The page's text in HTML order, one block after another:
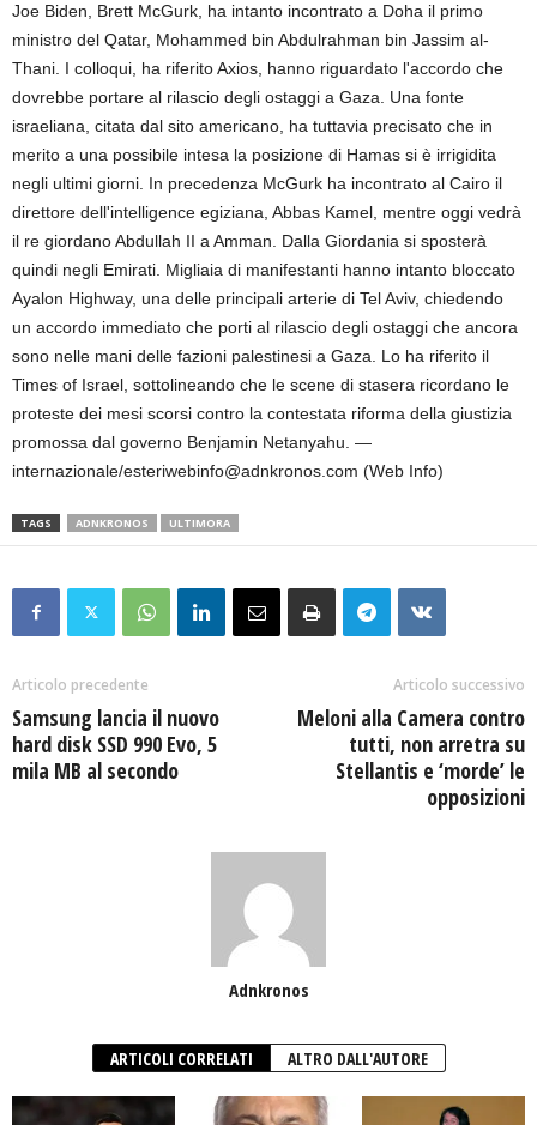
Joe Biden, Brett McGurk, ha intanto incontrato a Doha il primo
ministro del Qatar, Mohammed bin Abdulrahman bin Jassim al-
Thani. I colloqui, ha riferito Axios, hanno riguardato l'accordo che
dovrebbe portare al rilascio degli ostaggi a Gaza. Una fonte
israeliana, citata dal sito americano, ha tuttavia precisato che in
merito a una possibile intesa la posizione di Hamas si è irrigidita
negli ultimi giorni. In precedenza McGurk ha incontrato al Cairo il
direttore dell'intelligence egiziana, Abbas Kamel, mentre oggi vedrà
il re giordano Abdullah II a Amman. Dalla Giordania si sposterà
quindi negli Emirati. Migliaia di manifestanti hanno intanto bloccato
Ayalon Highway, una delle principali arterie di Tel Aviv, chiedendo
un accordo immediato che porti al rilascio degli ostaggi che ancora
sono nelle mani delle fazioni palestinesi a Gaza. Lo ha riferito il
Times of Israel, sottolineando che le scene di stasera ricordano le
proteste dei mesi scorsi contro la contestata riforma della giustizia
promossa dal governo Benjamin Netanyahu. —
internazionale/esteriwebinfo@adnkronos.com (Web Info)
TAGS ADNKRONOS ULTIMORA
Articolo precedente
Samsung lancia il nuovo
hard disk SSD 990 Evo, 5
mila MB al secondo
Articolo successivo
Meloni alla Camera contro
tutti, non arretra su
Stellantis e ‘morde’ le
opposizioni
Adnkronos
ARTICOLI CORRELATI ALTRO DALL'AUTORE